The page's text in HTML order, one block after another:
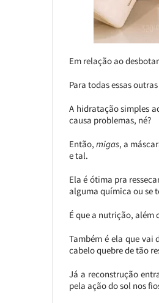
Em relação ao
Para todas essas
A hidratação simples
causa problemas, né?
Então, migas, a
e tal.
Ela é ótima pra
alguma química ou se
É que a nutrição, além
Também é ela que vai
cabelo quebre de tão
Já a reconstrução
pela ação do sol nos